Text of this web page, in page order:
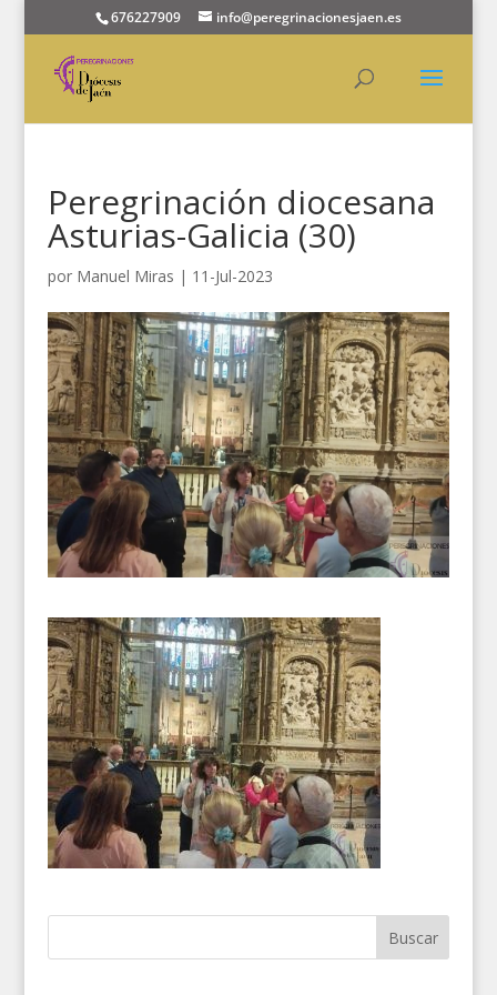
676227909 info@peregrinacionesjaen.es
Peregrinación diocesana
Asturias-Galicia (30)
por Manuel Miras | 11-Jul-2023